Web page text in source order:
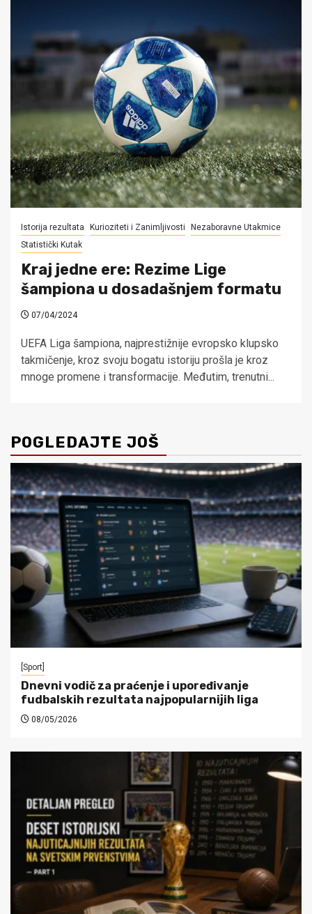
Istorija rezultata Kurioziteti i Zanimljivosti
Nezaboravne Utakmice
Statistički Kutak
Kraj jedne ere: Rezime Lige
šampiona u dosadašnjem formatu
07/04/2024
UEFA Liga šampiona, najprestižnije evropsko klupsko
takmičenje, kroz svoju bogatu istoriju prošla je kroz
mnoge promene i transformacije. Međutim, trenutni...
POGLEDAJTE JOŠ
[Sport]
Dnevni vodič za praćenje i upoređivanje
fudbalskih rezultata najpopularnijih liga
08/05/2026